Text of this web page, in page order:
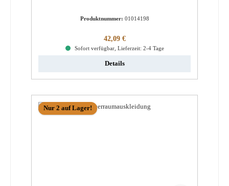
Produktnummer: 01014198
Regulärer Preis:
42,09 €
Sofort verfügbar, Lieferzeit: 2-4 Tage
Details
Nur 2 auf Lager!